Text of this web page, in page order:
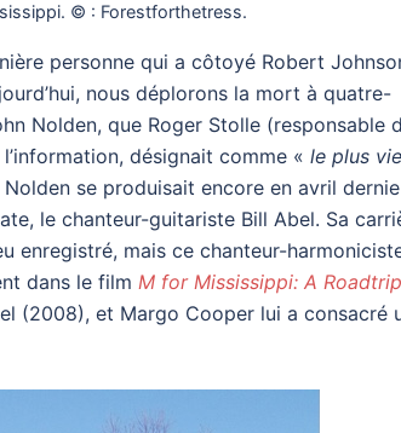
© : Forestforthetress.
personne qui a côtoyé Robert
nous déplorons la mort à quatre-
Nolden, que Roger Stolle (responsable
désignait comme « le plus
se produisait encore en avril
le chanteur-guitariste Bill Abel. Sa
enregistré, mais ce chanteur-
dans le film M for Mississippi: A Roadtrip
(2008), et Margo Cooper lui a consacré